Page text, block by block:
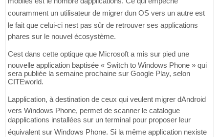
couramment un utilisateur de migrer dun OS vers un autre est
le fait que celui-ci nest pas sûr de retrouver ses applications
phares sur le nouvel écosystème.
Cest dans cette optique que Microsoft a mis sur pied une
nouvelle application baptisée « Switch to Windows Phone » qui
sera publiée la semaine prochaine sur Google Play, selon
CITEworld.
Lapplication, à destination de ceux qui veulent migrer dAndroid
vers Windows Phone, permet de scanner le catalogue
dapplications installées sur un terminal pour proposer leur
équivalent sur Windows Phone. Si la même application nexiste